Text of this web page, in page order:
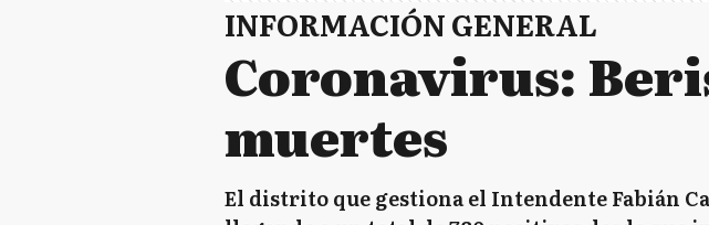
INFORMACIÓN GENERAL
Coronavirus:
muertes
El distrito que gestiona el Intendente Fabián